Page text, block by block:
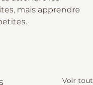
mais apprendre
Voir tout